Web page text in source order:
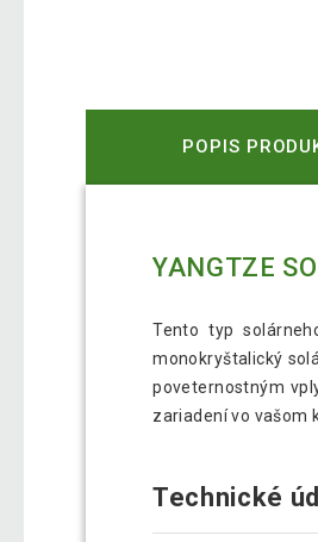
POPIS
YANGTZE
Tento typ
monokryštalický
poveternostným
zariadení vo vašom
Technické